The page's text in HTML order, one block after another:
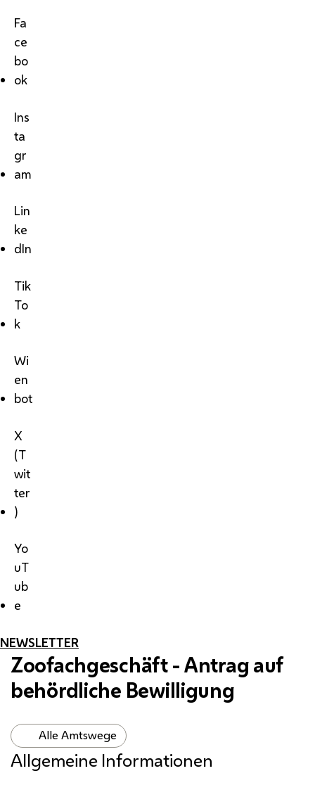
Fa
ce
bo
ok
Ins
ta
gr
am
Lin
ke
dIn
Tik
To
k
Wi
en
bot
X
(T
wit
ter
)
Yo
uT
ub
e
NEWSLETTER
Zoofachgeschäft - Antrag auf
behördliche Bewilligung
Alle Amtswege
Allgemeine Informationen